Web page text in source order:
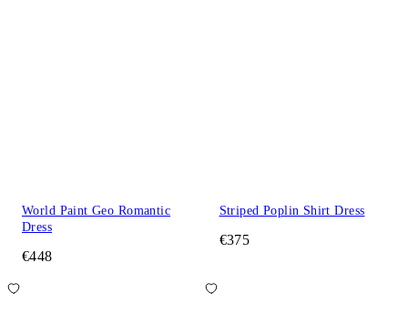
World Paint Geo Romantic
Dress
€448
Striped Poplin Shirt Dress
€375